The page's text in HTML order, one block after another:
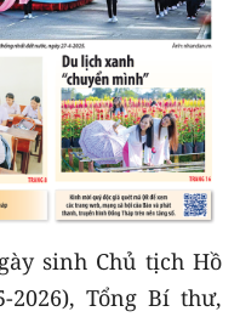
sinh Chủ tịch Hồ
2026), Tổng Bí thư,